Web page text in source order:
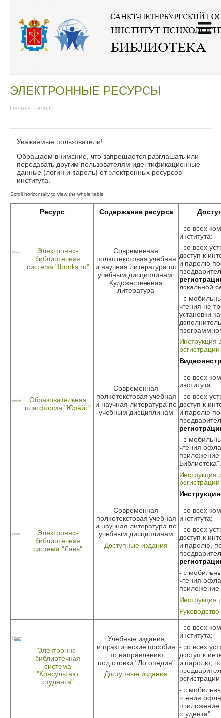
ЭЛЕКТРОННЫЕ РЕСУРСЫ
Печать, E-mail
Уважаемые пользователи!
Обращаем внимание, что запрещается разглашать или
передавать другим пользователям идентификационные
данные (логин и пароль) от электронных ресурсов
института.
Ресурс Содержание ресурса
Электронно-
библиотечная
система "Ibooks.ru"
Современная
полнотекстовая учебная
и научная литература по
учебным дисциплинам.
Художественная
литература
- со всех
института;
- со всех
доступ к
и паролю
локальной
- с
чтения не
установки
Инструкция
регистрации
Образовательная
платформа "Юрайт"
Современная
полнотекстовая учебная
и научная литература по
учебным дисциплинам
- со всех
института;
- со всех
доступ к
и паролю
- с
чтения
Библиотека".
Инструкция
регистрации
Инструкции
Электронно-
библиотечная
система "Лань"
Современная
полнотекстовая учебная
и научная литература по
учебным дисциплинам
Доступные издания
- со всех
института;
- со всех
доступ к
и паролю,
- с
чтения
Инструкция
Электронно-
библиотечная
система
"Консультант
студента"
Учебные издания
и практические пособия
по направлению
подготовки "Логопедия"
Доступные издания
- со всех
института;
- со всех
доступ к
и паролю,
- с
чтения
приложение
студента".